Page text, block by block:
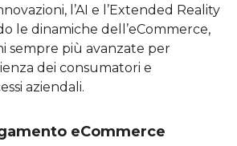
l’AI e l’Extended Reality
le dinamiche dell’eCommerce,
sempre più avanzate per
dei consumatori e
aziendali.
eCommerce